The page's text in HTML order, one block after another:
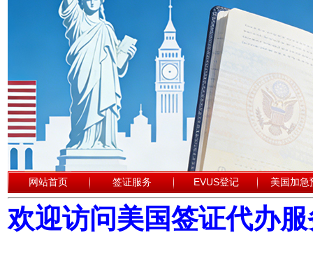
网站首页 签证服务 EVUS登记 美国加急
欢迎访问美国签证代办